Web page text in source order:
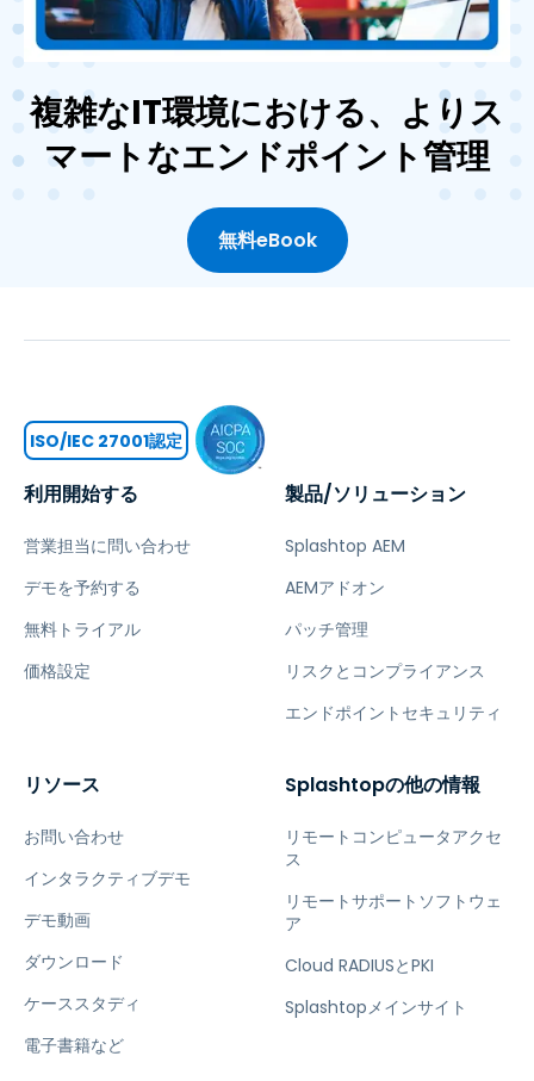
複雑なIT環境における、よりス
マートなエンドポイント管理
無料eBook
利用開始する
営業担当に問い合わせ
デモを予約する
無料トライアル
価格設定
製品/ソリューション
Splashtop AEM
AEMアドオン
パッチ管理
リスクとコンプライアンス
エンドポイントセキュリティ
リソース
お問い合わせ
インタラクティブデモ
デモ動画
ダウンロード
ケーススタディ
電子書籍など
Splashtopの他の情報
リモートコンピュータアクセ
ス
リモートサポートソフトウェ
ア
Cloud RADIUSとPKI
Splashtopメインサイト
ISO/IEC 27001認定